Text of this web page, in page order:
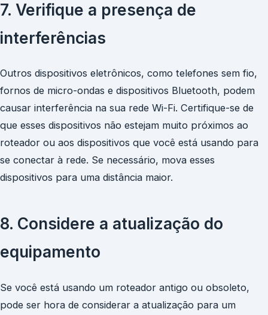
7. Verifique a presença de
interferências
Outros dispositivos eletrônicos, como telefones sem fio,
fornos de micro-ondas e dispositivos Bluetooth, podem
causar interferência na sua rede Wi-Fi. Certifique-se de
que esses dispositivos não estejam muito próximos ao
roteador ou aos dispositivos que você está usando para
se conectar à rede. Se necessário, mova esses
dispositivos para uma distância maior.
8. Considere a atualização do
equipamento
Se você está usando um roteador antigo ou obsoleto,
pode ser hora de considerar a atualização para um